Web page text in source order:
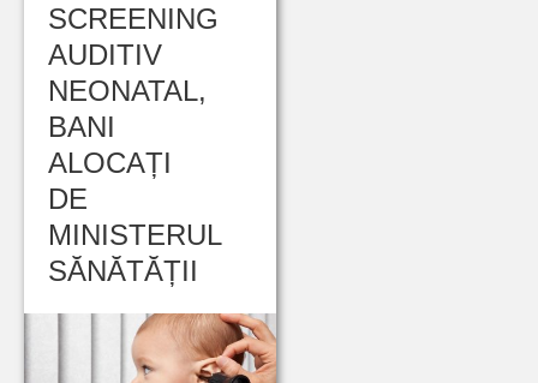
SCREENING
AUDITIV
NEONATAL,
BANI
ALOCAȚI
DE
MINISTERUL
SĂNĂTĂȚII